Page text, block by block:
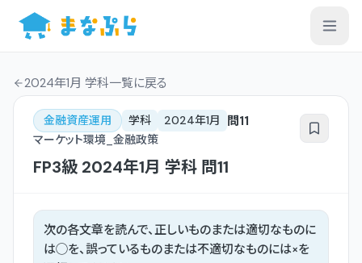
2024年1月 学科一覧に戻る
金融資産運用 学科 2024年1月 問11
マーケット環境_金融政策
FP3級 2024年1月 学科 問11
次の各文章を読んで、正しいものまたは適切なものに
は◯を、誤っているものまたは不適切なものには×を